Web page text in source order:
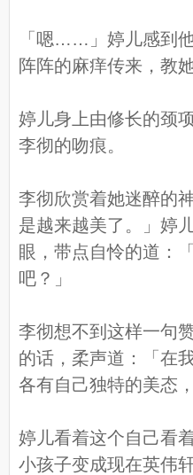
「嗯……」婷儿感到
阵阵的麻痒传来，教
婷儿身上由修长的颈
李彻的吻痕。
李彻欣赏着她迷醉的
是越来越美了。」婷
眼，带点自怜的道：
吧？」
李彻想不到这样一句
的话，柔声道：「在
各有自己独特的美态
婷儿看着这个自己看
小孩子变成现在英伟